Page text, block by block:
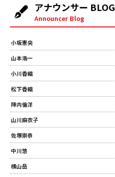
アナウンサー BLOG
Announcer Blog
小坂憲央
山本浩一
小川香織
松下香織
陣内倫洋
山川麻衣子
佐塚崇恭
中川悠
横山岳